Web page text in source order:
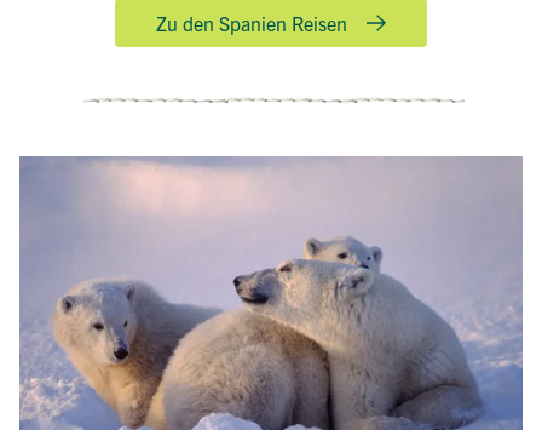
Zu den Spanien Reisen